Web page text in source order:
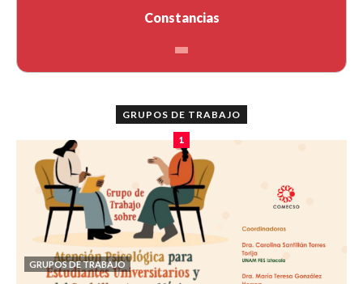
Constancias
GRUPOS DE TRABAJO
1
GRUPOS DE TRABAJO